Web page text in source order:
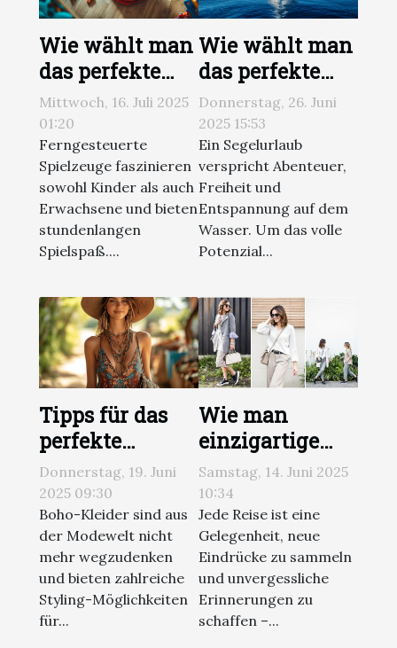
Wie wählt man
das perfekte
ferngesteuerte
Spielzeug?
Mittwoch, 16. Juli 2025
01:20
Ferngesteuerte
Spielzeuge faszinieren
sowohl Kinder als auch
Erwachsene und bieten
stundenlangen
Spielspaß....
Wie wählt man
das perfekte
Boot für Ihren
nächsten
Segelurlaub?
Donnerstag, 26. Juni
2025 15:53
Ein Segelurlaub
verspricht Abenteuer,
Freiheit und
Entspannung auf dem
Wasser. Um das volle
Potenzial...
Tipps für das
perfekte
Styling von
Boho-Kleidern
im Alltag
Donnerstag, 19. Juni
2025 09:30
Boho-Kleider sind aus
der Modewelt nicht
mehr wegzudenken
und bieten zahlreiche
Styling-Möglichkeiten
für...
Wie man
einzigartige
Reiseoutfits
zusammenstellt
ohne den
Komfort zu
opfern
Samstag, 14. Juni 2025
10:34
Jede Reise ist eine
Gelegenheit, neue
Eindrücke zu sammeln
und unvergessliche
Erinnerungen zu
schaffen –...